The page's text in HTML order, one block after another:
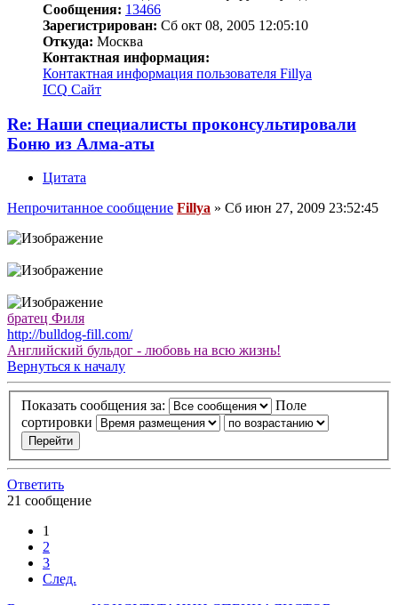
Сообщения: 13466
Зарегистрирован: Сб окт 08, 2005 12:05:10
Откуда: Москва
Контактная информация:
Контактная информация пользователя Fillya
ICQ Сайт
Re: Наши специалисты проконсультировали
Боню из Алма-аты
Цитата
Непрочитанное сообщение Fillya » Сб июн 27, 2009 23:52:45
братец Филя
http://bulldog-fill.com/
Английский бульдог - любовь на всю жизнь!
Вернуться к началу
Показать сообщения за:
Поле
сортировки
Ответить
21 сообщение
1
2
3
След.